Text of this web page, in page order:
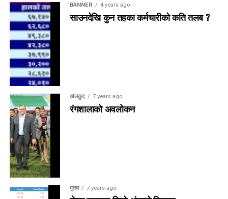
BANNER 4 years ago
साउनदेखि कुन तहका कर्मचारीको कति तलब ?
खेलकुद 7 years ago
रंगशालाको अवलोकन
मुख्य 7 years ago